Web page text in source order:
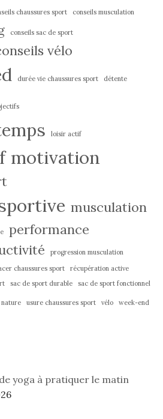
chaussures sport conseils musculation
conseils sac de sport
vélo
durée vie chaussures sport détente
loisir actif
motivation
musculation
performance
progression musculation
chaussures sport
récupération active
sac de sport durable sac de sport fonctionnel
usure chaussures sport vélo
week-end
yoga à pratiquer le matin